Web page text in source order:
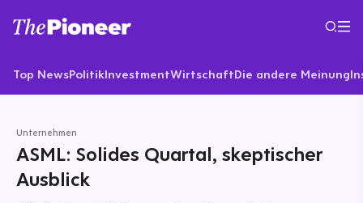
Top NewsPolitikInvestmentWirtschaftDie andere Meinung
Unternehmen
ASML: Solides Quartal, skeptischer
Ausblick